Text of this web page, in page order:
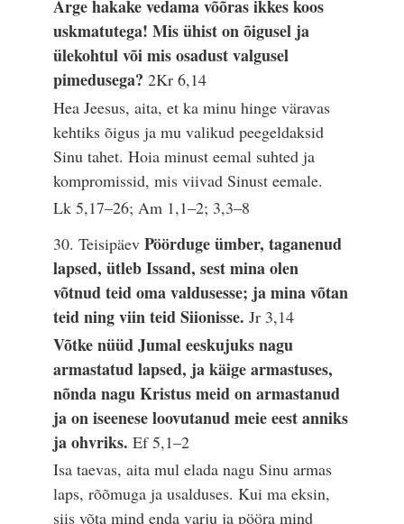
Ärge hakake vedama võõras ikkes koos
uskmatutega! Mis ühist on õigusel ja
ülekohtul või mis osadust valgusel
pimedusega?2Kr 6,14
Hea Jeesus, aita, et ka minu hinge väravas
kehtiks õigus ja mu valikud peegeldaksid
Sinu tahet. Hoia minust eemal suhted ja
kompromissid, mis viivad Sinust eemale.
Lk 5,17–26; Am 1,1–2; 3,3–8
30. TeisipäevPöörduge ümber, taganenud
lapsed, ütleb Issand, sest mina olen
võtnud teid oma valdusesse; ja mina võtan
teid ning viin teid Siionisse.Jr 3,14
Võtke nüüd Jumal eeskujuks nagu
armastatud lapsed, ja käige armastuses,
nõnda nagu Kristus meid on armastanud
ja on iseenese loovutanud meie eest anniks
ja ohvriks.Ef 5,1–2
Isa taevas, aita mul elada nagu Sinu armas
laps, rõõmuga ja usalduses. Kui ma eksin,
siis võta mind enda varju ja pööra mind